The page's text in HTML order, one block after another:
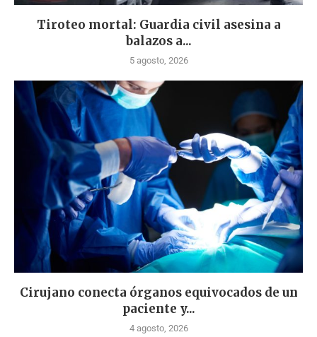
Tiroteo mortal: Guardia civil asesina a
balazos a...
5 agosto, 2026
Cirujano conecta órganos equivocados de un
paciente y...
4 agosto, 2026